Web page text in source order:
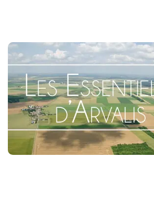
Mildiou de la pomme de terre :
prophylaxie, résistance variétale
à la décision
De par son incidence sur les rendements
mildiou est actuellement la...
01 JUIN 2017